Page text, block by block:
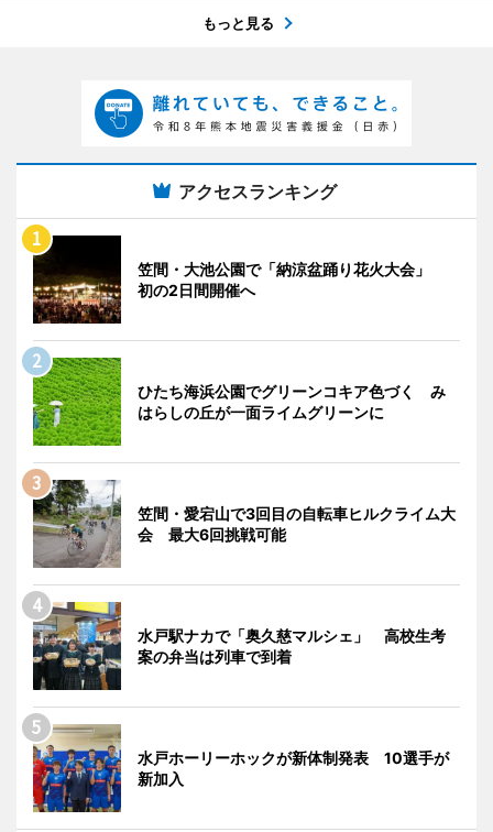
もっと見る
アクセスランキング
笠間・大池公園で「納涼盆踊り花火大会」
初の2日間開催へ
ひたち海浜公園でグリーンコキア色づく み
はらしの丘が一面ライムグリーンに
笠間・愛宕山で3回目の自転車ヒルクライム大
会 最大6回挑戦可能
水戸駅ナカで「奥久慈マルシェ」 高校生考
案の弁当は列車で到着
水戸ホーリーホックが新体制発表 10選手が
新加入